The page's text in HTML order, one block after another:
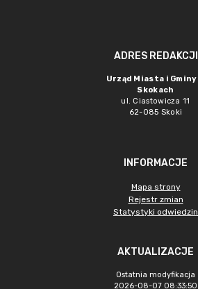
ADRES REDAKCJI
Urząd Miasta i Gminy
Skokach
ul. Ciastowicza 11
62-085 Skoki
INFORMACJE
Mapa strony
Rejestr zmian
Statystyki odwiedzin
AKTUALIZACJE
Ostatnia modyfikacja
2026-08-07 08:33:50